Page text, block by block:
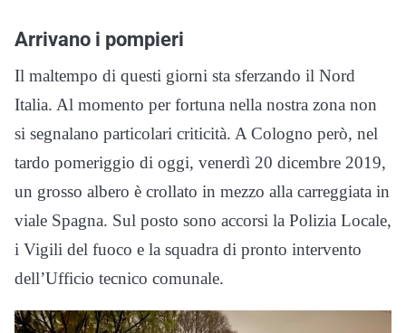
Arrivano i pompieri
Il maltempo di questi giorni sta sferzando il Nord
Italia. Al momento per fortuna nella nostra zona non
si segnalano particolari criticità. A Cologno però, nel
tardo pomeriggio di oggi, venerdì 20 dicembre 2019,
un grosso albero è crollato in mezzo alla carreggiata in
viale Spagna. Sul posto sono accorsi la Polizia Locale,
i Vigili del fuoco e la squadra di pronto intervento
dell’Ufficio tecnico comunale.